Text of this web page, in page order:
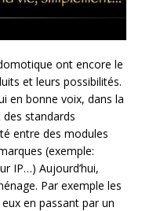
ont encore le
et leurs possibilités.
en bonne voix, dans la
standards
entre des modules
(exemple:
IP…) Aujourd’hui,
Par exemple les
en passant par un